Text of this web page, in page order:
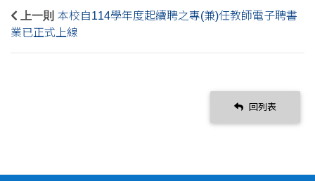
上一則 本校自114學年度起續聘之專(兼)任教師電子聘書
業已正式上線
回列表